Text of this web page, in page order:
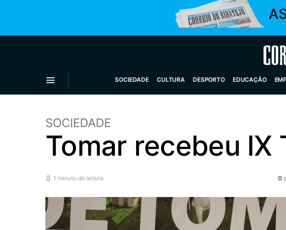
SOCIEDADE CULTURA DESPORTO EDUCAÇÃO
SOCIEDADE
Tomar recebeu IX
1 minuto de leitura 0